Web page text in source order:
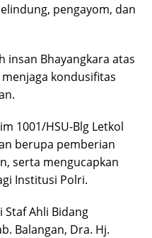
pengayom, dan
insan Bhayangkara atas
kondusifitas
1001/HSU-Blg Letkol
berupa pemberian
serta mengucapkan
Institusi Polri.
Staf Ahli Bidang
Balangan, Dra. Hj.